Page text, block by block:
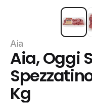
Aia
Aia, Oggi
Kg